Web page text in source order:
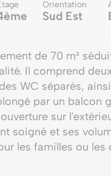
Orientation
Sud Est
de 70 m²
Il comprend
WC séparés,
par un balcon
sur
soigné et ses
les familles ou